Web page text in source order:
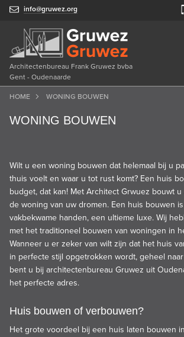
info@gruwez.org
Architectenbureau Frank Gruwez bvba
Gent - Oudenaarde
HOME WONING BOUWEN
WONING BOUWEN
Wilt u een woning bouwen dat helemaal bij u
thuis voelt en waar u tot rust komt? Een huis
budget, dat kan! Met Architect Grwuez bouwt
de woning van uw dromen. Een huis bouwen
vakbekwame handen, een ultieme luxe. Wij
met het traditioneel bouwen van woningen in
Wanneer u er zeker van wilt zijn dat het huis
in perfecte stijl opgetrokken wordt, geheel
bent u bij architectenbureau Gruwez uit
het perfecte adres.
Huis bouwen of verbouwen?
Het grote voordeel bij een huis laten bouwen